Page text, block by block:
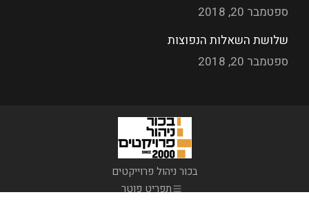
ספטמבר 20, 2018
שלושת השאלות הנפוצות
ספטמבר 20, 2018
בכור ניהול פרוייקטים
תפריט פוטר